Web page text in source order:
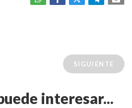
SIGUIENTE
interesar...